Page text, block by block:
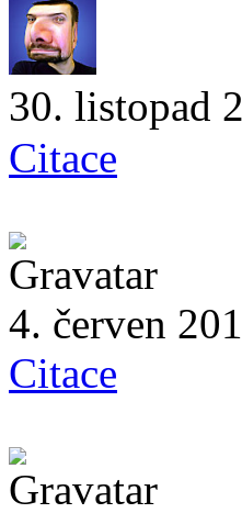
30. listopad
Citace
4. červen
Citace